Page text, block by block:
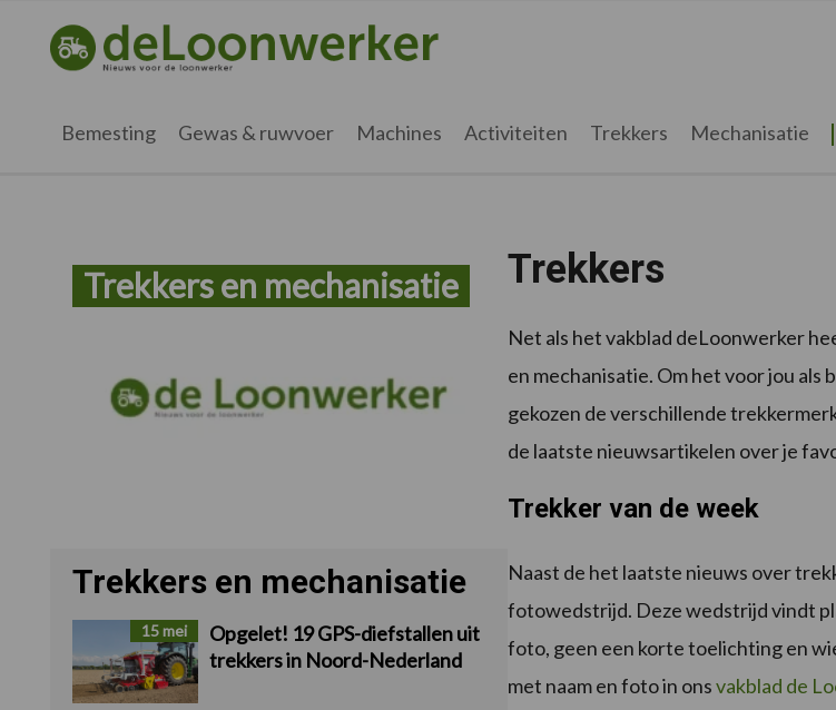
hoofdnavigatie
hoofd
voettekst
deloonwerker.nl
Bemesting Gewas & ruwvoer Machines Activiteiten Trekkers Mechanisatie
Trekkers en mechanisatie
Trekkers en mechanisatie
15 mei
Opgelet! 19 GPS-diefstallen uit
trekkers in Noord-Nederland
Trekkers
Net als het vakblad deLoonwerker
en mechanisatie. Om het voor jou
gekozen de verschillende
de laatste nieuwsartikelen over je
Trekker van de week
Naast de het laatste nieuws over
fotowedstrijd. Deze wedstrijd vindt
foto, geen een korte toelichting en
met naam en foto in onsvakblad de